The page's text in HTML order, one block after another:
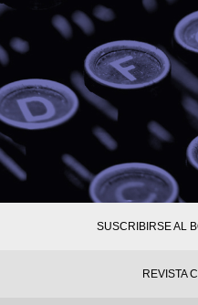
SUSCRIBIRSE AL
REVISTA